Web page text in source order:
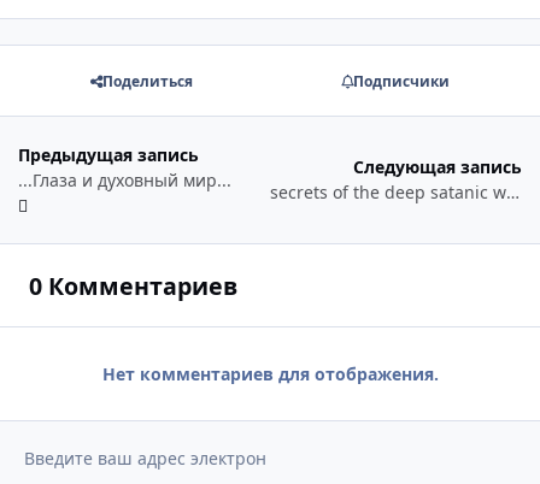
Поделиться Подписчики
Предыдущая запись
...Глаза и духовный мир...
Следующая запись
secrets of the deep satanic worship
0 Комментариев
Нет комментариев для отображения.